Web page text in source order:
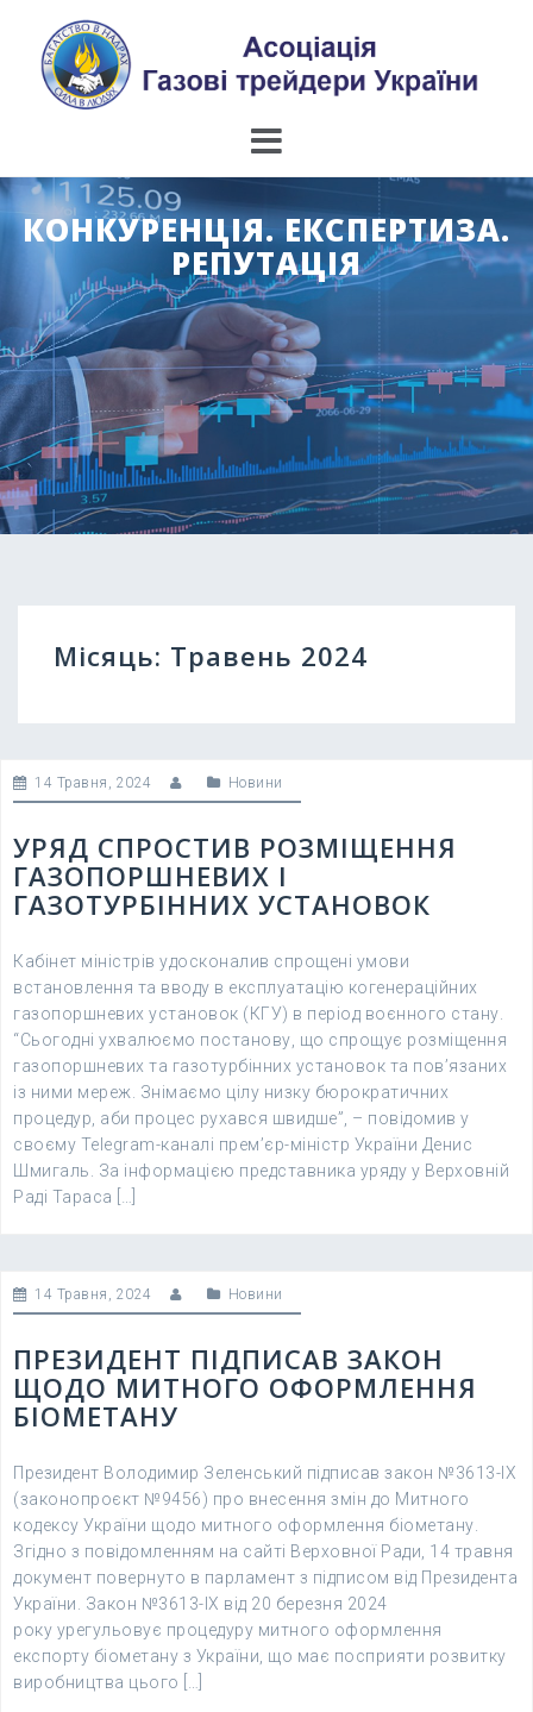
content
КОНКУРЕНЦІЯ. ЕКСПЕРТИЗА.
РЕПУТАЦІЯ
Місяць: Травень 2024
14 Травня, 2024 Новини
УРЯД СПРОСТИВ РОЗМІЩЕННЯ
ГАЗОПОРШНЕВИХ І
ГАЗОТУРБІННИХ УСТАНОВОК
Кабінет міністрів удосконалив спрощені умови
встановлення та вводу в експлуатацію когенераційних
газопоршневих установок (КГУ) в період воєнного стану.
“Сьогодні ухвалюємо постанову, що спрощує розміщення
газопоршневих та газотурбінних установок та пов’язаних
із ними мереж. Знімаємо цілу низку бюрократичних
процедур, аби процес рухався швидше”, – повідомив у
своєму Telegram-каналі прем’єр-міністр України Денис
Шмигаль. За інформацією представника уряду у Верховній
Раді Тараса […]
14 Травня, 2024 Новини
ПРЕЗИДЕНТ ПІДПИСАВ ЗАКОН
ЩОДО МИТНОГО ОФОРМЛЕННЯ
БІОМЕТАНУ
Президент Володимир Зеленський підписав закон №3613-IX
(законопроєкт №9456) про внесення змін до Митного
кодексу України щодо митного оформлення біометану.
Згідно з повідомленням на сайті Верховної Ради, 14 травня
документ повернуто в парламент з підписом від Президента
України. Закон №3613-IX від 20 березня 2024
року урегульовує процедуру митного оформлення
експорту біометану з України, що має посприяти розвитку
виробництва цього […]